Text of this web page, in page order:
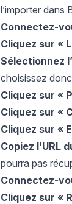
l’importer dans
Connectez-
Cliquez sur «
Sélectionnez
choisissez
Cliquez sur «
Cliquez sur «
Cliquez sur «
Copiez l’URL
pourra pas
Connectez-
Cliquez sur «